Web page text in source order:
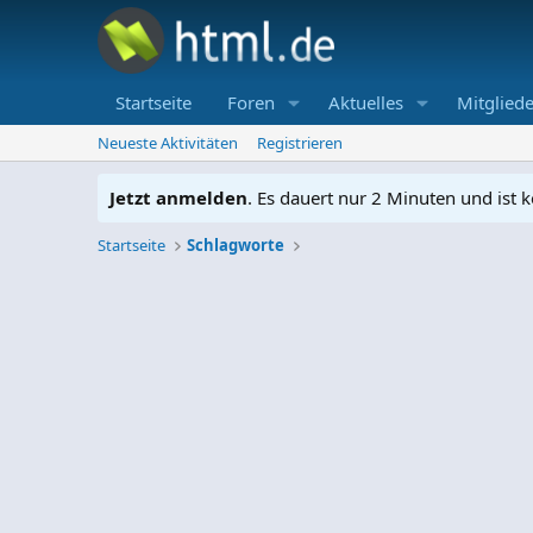
Startseite Foren Aktuelles
Neueste Aktivitäten Registrieren
Jetzt anmelden. Es dauert nur 2 Minuten und ist
Startseite Schlagworte